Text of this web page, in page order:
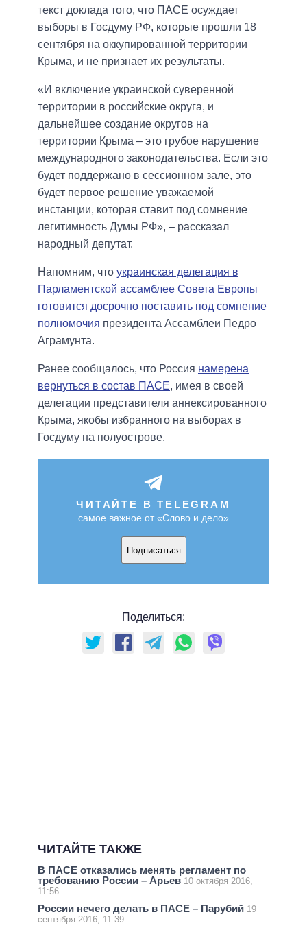
текст доклада того, что ПАСЕ осуждает
выборы в Госдуму РФ, которые прошли 18
сентября на оккупированной территории
Крыма, и не признает их результаты.
«И включение украинской суверенной
территории в российские округа, и
дальнейшее создание округов на
территории Крыма – это грубое нарушение
международного законодательства. Если это
будет поддержано в сессионном зале, это
будет первое решение уважаемой
инстанции, которая ставит под сомнение
легитимность Думы РФ», – рассказал
народный депутат.
Напомним, что украинская делегация в
Парламентской ассамблее Совета Европы
готовится досрочно поставить под сомнение
полномочия президента Ассамблеи Педро
Аграмунта.
Ранее сообщалось, что Россия намерена
вернуться в состав ПАСЕ, имея в своей
делегации представителя аннексированного
Крыма, якобы избранного на выборах в
Госдуму на полуострове.
ЧИТАЙТЕ В TELEGRAM
самое важное от «Слово и дело»
Подписаться
Поделиться:
ЧИТАЙТЕ ТАКЖЕ
В ПАСЕ отказались менять регламент по
требованию России – Арьев 10 октября 2016,
11:56
России нечего делать в ПАСЕ – Парубий 19
сентября 2016, 11:39